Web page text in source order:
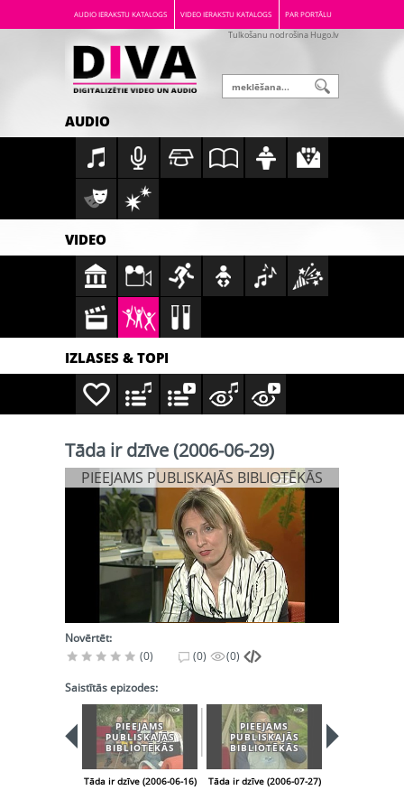
AUDIO IERAKSTU KATALOGS VIDEO IERAKSTU KATALOGS PAR PORTĀLU
Tulkošanu nodrošina Hugo.lv
AUDIO
VIDEO
IZLASES & TOPI
Tāda ir dzīve (2006-06-29)
PIEEJAMS PUBLISKAJĀS BIBLIOTĒKĀS
Novērtēt:
(0)
(0) (0)
Saistītās epizodes:
PIEEJAMS
PUBLISKAJĀS
BIBLIOTĒKĀS
Tāda ir dzīve (2006-06-16)
PIEEJAMS
PUBLISKAJĀS
BIBLIOTĒKĀS
Tāda ir dzīve (2006-07-27)